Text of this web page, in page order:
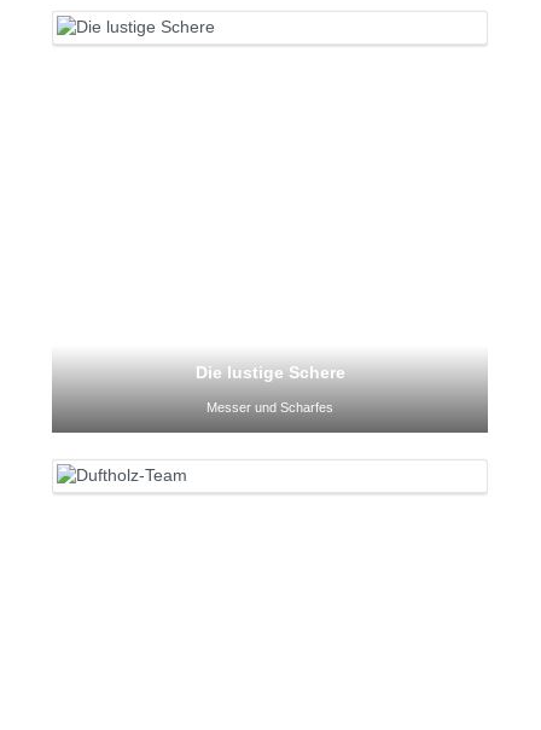
Die lustige Schere
Messer und Scharfes